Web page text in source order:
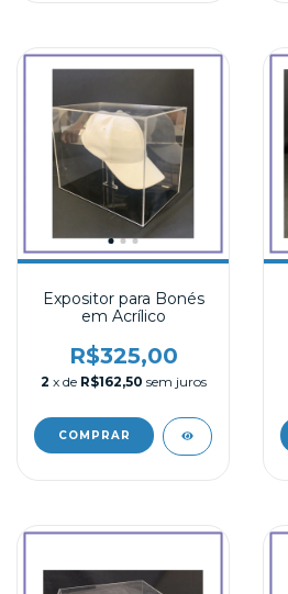
Expositor para Bonés
em Acrílico
R$325,00
2 x de R$162,50 sem juros